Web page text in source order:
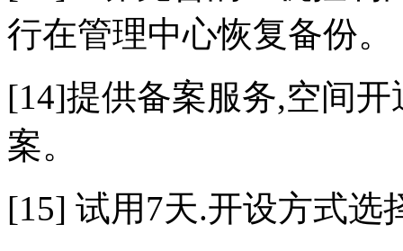
行在管理中心恢复备份。
[14]提供备案服务,空间
案。
[15] 试用7天.开设方式选